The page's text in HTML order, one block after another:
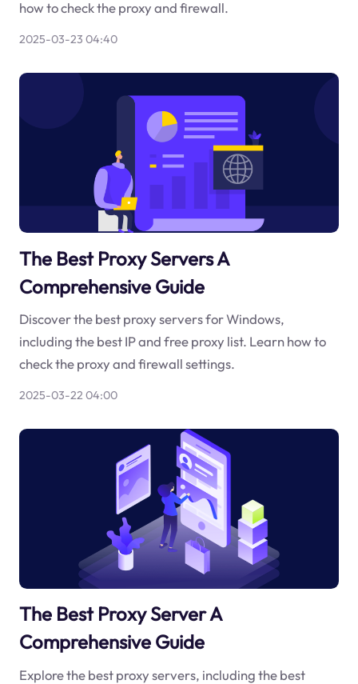
how to check the proxy and firewall.
2025-03-23 04:40
The Best Proxy Servers A
Comprehensive Guide
Discover the best proxy servers for Windows,
including the best IP and free proxy list. Learn how to
check the proxy and firewall settings.
2025-03-22 04:00
The Best Proxy Server A
Comprehensive Guide
Explore the best proxy servers, including the best